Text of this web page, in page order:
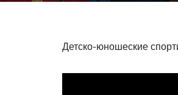
Детско-юношеские